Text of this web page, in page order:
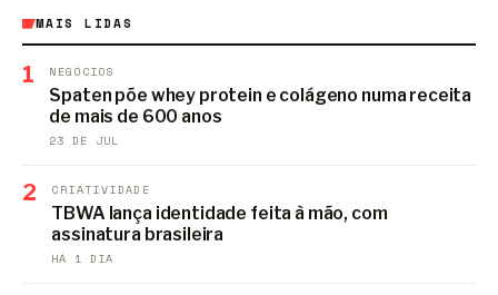
MAIS LIDAS
1 NEGÓCIOS
Spaten põe whey protein e colágeno numa receita
de mais de 600 anos
23 DE JUL
2 CRIATIVIDADE
TBWA lança identidade feita à mão, com
assinatura brasileira
HÁ 1 DIA